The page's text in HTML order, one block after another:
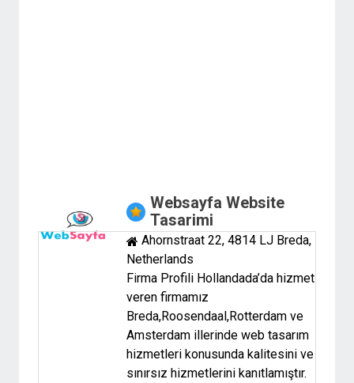
Websayfa Website
Tasarimi
Ahornstraat 22, 4814 LJ Breda,
Netherlands
Firma Profili Hollandada’da hizmet
veren firmamız
Breda,Roosendaal,Rotterdam ve
Amsterdam illerinde web tasarım
hizmetleri konusunda kalitesini ve
sınırsız hizmetlerini kanıtlamıştır.